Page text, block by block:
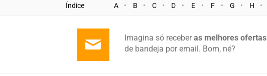
Índice A B C D E F G H
Imagina só receberas melhores ofertas
de bandeja por email. Bom, né?